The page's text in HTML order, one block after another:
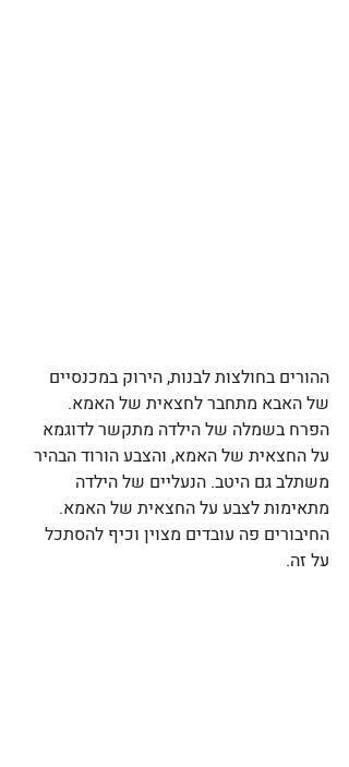
ההורים בחולצות לבנות, הירוק במכנסיים
של האבא מתחבר לחצאית של האמא.
הפרח בשמלה של הילדה מתקשר לדוגמא
על החצאית של האמא, והצבע הורוד הבהיר
משתלב גם היטב. הנעליים של הילדה
מתאימות לצבע על החצאית של האמא.
החיבורים פה עובדים מצוין וכיף להסתכל
על זה.